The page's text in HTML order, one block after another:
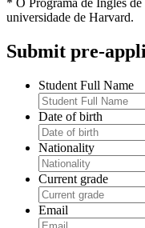
* O Programa de Inglês
universidade de Harvard.
Submit pre-
Student Full Name
Date of birth
Nationality
Current grade
Email